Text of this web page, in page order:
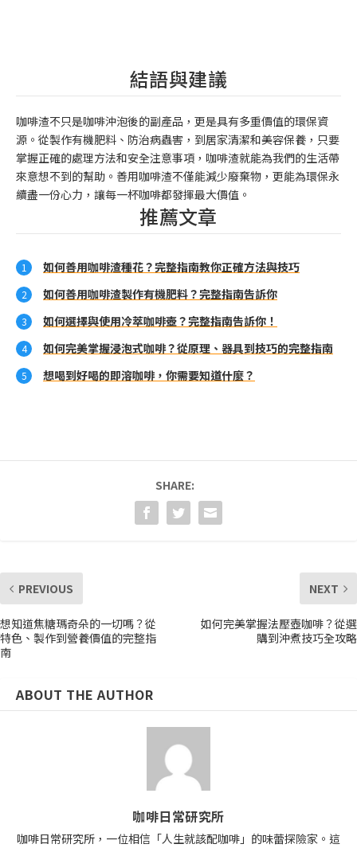
結語與建議
咖啡渣不只是咖啡沖泡後的副產品，更是具有多重價值的環保資
源。從製作有機肥料、防治病蟲害，到居家清潔和美容保養，只要
掌握正確的處理方法和安全注意事項，咖啡渣就能為我們的生活帶
來意想不到的幫助。善用咖啡渣不僅能減少廢棄物，更能為環保永
續盡一份心力，讓每一杯咖啡都發揮最大價值。
推薦文章
如何善用咖啡渣種花？完整指南教你正確方法與技巧
如何善用咖啡渣製作有機肥料？完整指南告訴你
如何選擇與使用冷萃咖啡壺？完整指南告訴你！
如何完美掌握浸泡式咖啡？從原理、器具到技巧的完整指南
想喝到好喝的即溶咖啡，你需要知道什麼？
SHARE:
PREVIOUS
想知道焦糖瑪奇朵的一切嗎？從
特色、製作到營養價值的完整指
南
NEXT
如何完美掌握法壓壺咖啡？從選
購到沖煮技巧全攻略
ABOUT THE AUTHOR
咖啡日常研究所
咖啡日常研究所，一位相信「人生就該配咖啡」的味蕾探險家。這